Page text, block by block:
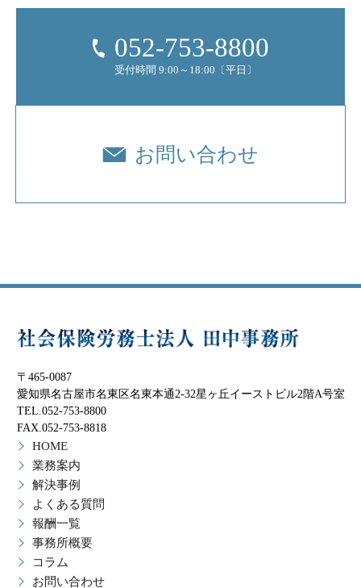
052-753-8800
受付時間 9:00～18:00〔平日〕
お問い合わせ
〒465-0087
愛知県名古屋市名東区名東本通2-32星ヶ丘イーストビル2階A号室
TEL.052-753-8800
FAX.052-753-8818
HOME
業務案内
解決事例
よくある質問
報酬一覧
事務所概要
コラム
お問い合わせ